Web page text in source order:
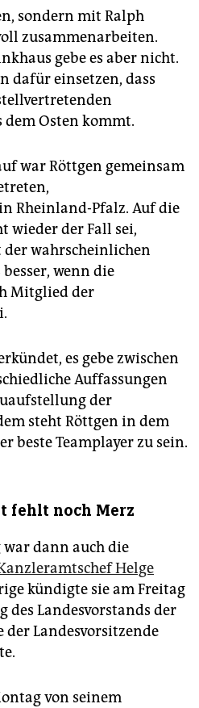
sondern mit Ralph
zusammenarbeiten.
gebe es aber nicht.
dafür einsetzen, dass
Osten kommt.
war Röttgen gemeinsam
Rheinland-Pfalz. Auf die
wieder der Fall sei,
wahrscheinlichen
wenn die
Mitglied der
es gebe zwischen
Auffassungen
der
steht Röttgen in dem
beste Teamplayer zu sein.
fehlt noch Merz
dann auch die
Helge
kündigte sie am Freitag
Landesvorstands der
der Landesvorsitzende
von seinem